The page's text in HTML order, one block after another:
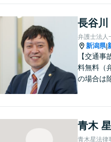
業・行政
先をご紹
長谷
弁護士法人
新潟県|
【交通事
料無料（
の場合は
てお力に
青木 星
青木星法律